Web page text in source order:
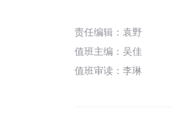
责任编辑：袁野
值班主编： 吴佳
值班审读：李琳